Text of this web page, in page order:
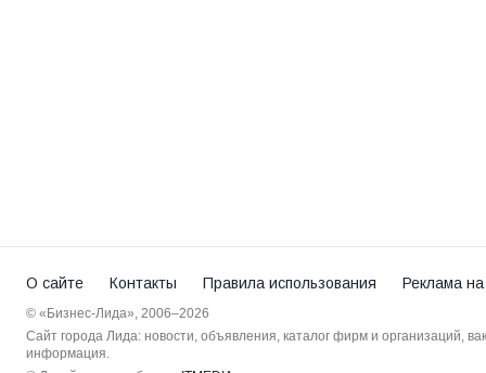
О сайте Контакты Правила использования Реклама
© «Бизнес-Лида», 2006–2026
Сайт города Лида: новости, объявления, каталог фирм и организаций,
информация.